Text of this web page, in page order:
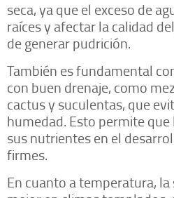
seca, ya que el exceso de
raíces y afectar la calidad
de generar pudrición.
También es fundamental
con buen drenaje, como
cactus y suculentas, que
humedad. Esto permite
sus nutrientes en el
firmes.
En cuanto a temperatura,